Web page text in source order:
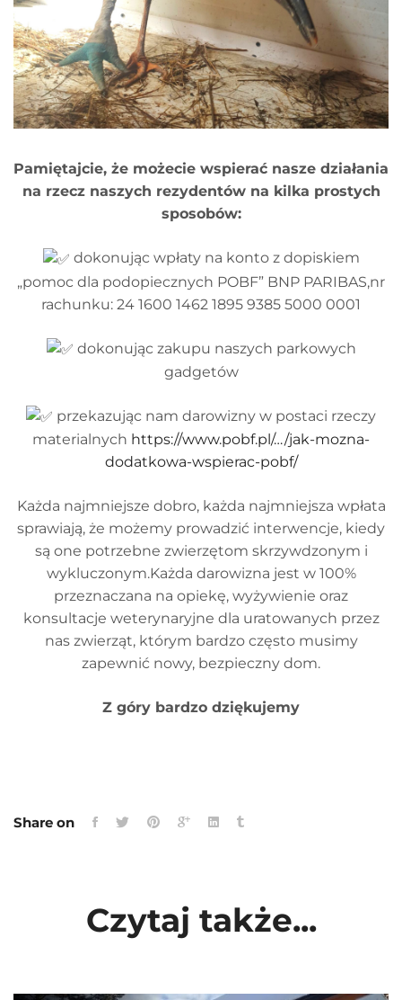
Pamiętajcie, że możecie wspierać nasze działania
na rzecz naszych rezydentów na kilka prostych
sposobów:
dokonując wpłaty na konto z dopiskiem
„pomoc dla podopiecznych POBF” BNP PARIBAS,nr
rachunku: 24 1600 1462 1895 9385 5000 0001
dokonując zakupu naszych parkowych
gadgetów
przekazując nam darowizny w postaci rzeczy
materialnych https://www.pobf.pl/…/jak-mozna-
dodatkowa-wspierac-pobf/
Każda najmniejsze dobro, każda najmniejsza wpłata
sprawiają, że możemy prowadzić interwencje, kiedy
są one potrzebne zwierzętom skrzywdzonym i
wykluczonym.Każda darowizna jest w 100%
przeznaczana na opiekę, wyżywienie oraz
konsultacje weterynaryjne dla uratowanych przez
nas zwierząt, którym bardzo często musimy
zapewnić nowy, bezpieczny dom.
Z góry bardzo dziękujemy
Share on
Czytaj także...